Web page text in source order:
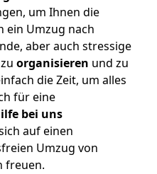
um Ihnen die
ein Umzug nach
aber auch stressige
organisieren und zu
die Zeit, um alles
für eine
bei uns
auf einen
Umzug von
freuen.